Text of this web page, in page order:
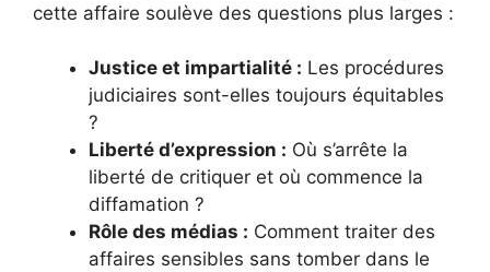
cette affaire soulève des questions plus larges :
Justice et impartialité : Les procédures
judiciaires sont-elles toujours équitables
?
Liberté d’expression : Où s’arrête la
liberté de critiquer et où commence la
diffamation ?
Rôle des médias : Comment traiter des
affaires sensibles sans tomber dans le